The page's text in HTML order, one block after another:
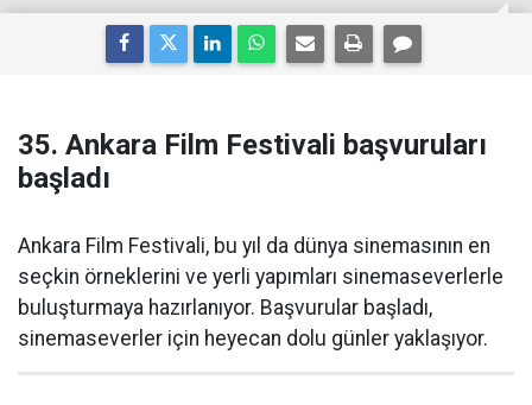
35. Ankara Film Festivali başvuruları
başladı
Ankara Film Festivali, bu yıl da dünya sinemasının en
seçkin örneklerini ve yerli yapımları sinemaseverlerle
buluşturmaya hazırlanıyor. Başvurular başladı,
sinemaseverler için heyecan dolu günler yaklaşıyor.